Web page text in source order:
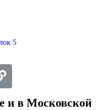
5
и в Московской